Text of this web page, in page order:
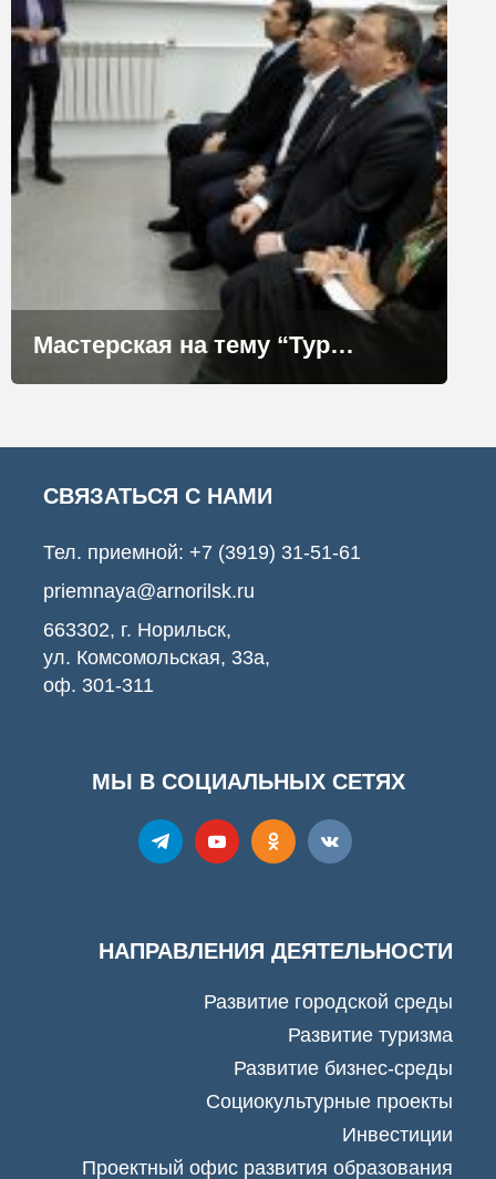
Мастерская на тему “Туристический кластер: вопросы и проблемы стратегического планирования” прошла в АРН
СВЯЗАТЬСЯ С НАМИ
Тел. приемной: +7 (3919) 31-51-61
priemnaya@arnorilsk.ru
663302, г. Норильск,
ул. Комсомольская, 33а,
оф. 301-311
МЫ В СОЦИАЛЬНЫХ СЕТЯХ
НАПРАВЛЕНИЯ ДЕЯТЕЛЬНОСТИ
Развитие городской среды
Развитие туризма
Развитие бизнес-среды
Социокультурные проекты
Инвестиции
Проектный офис развития образования